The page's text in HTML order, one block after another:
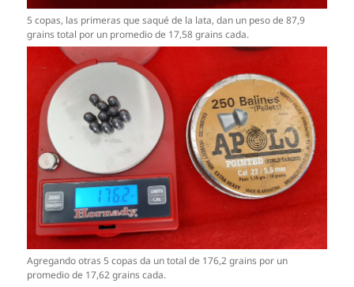
5 copas, las primeras que saqué de la lata, dan un peso de 87,9
grains total por un promedio de 17,58 grains cada.
Agregando otras 5 copas da un total de 176,2 grains por un
promedio de 17,62 grains cada.